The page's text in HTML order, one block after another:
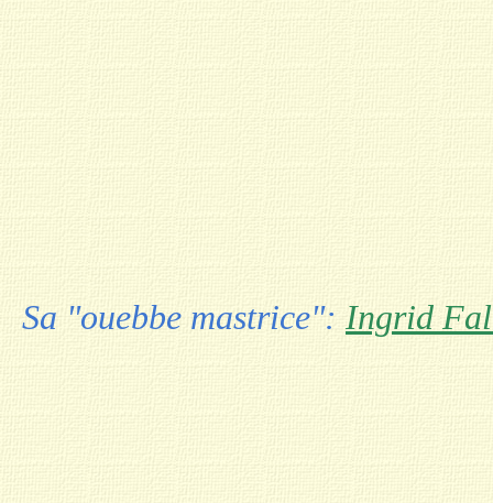
Sa "ouebbe mastrice": Ingrid